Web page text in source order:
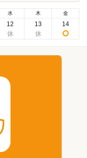
水
12
木
13
金
14